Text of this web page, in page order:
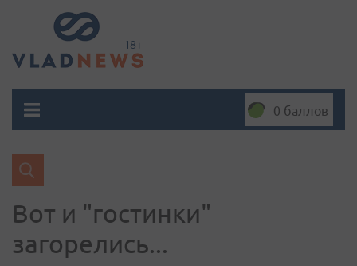
0 баллов
Вот и "гостинки"
загорелись...